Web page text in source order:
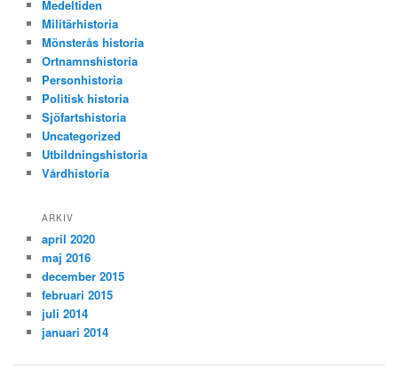
Medeltiden
Militärhistoria
Mönsterås historia
Ortnamnshistoria
Personhistoria
Politisk historia
Sjöfartshistoria
Uncategorized
Utbildningshistoria
Vårdhistoria
ARKIV
april 2020
maj 2016
december 2015
februari 2015
juli 2014
januari 2014